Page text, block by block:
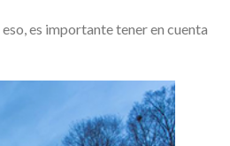
es importante tener en cuenta